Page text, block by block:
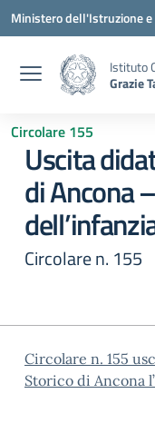
Vai ai contenuti
Vai al menu di navigazione
Vai al footer
Ministero dell'Istruzione
Istituto
Grazie
Circolare 155
Uscita
di Ancona
Circolare n. 155
Circolare n. 155
Storico di Ancona